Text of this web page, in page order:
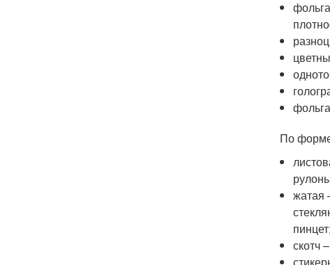
По
жатая
скотч